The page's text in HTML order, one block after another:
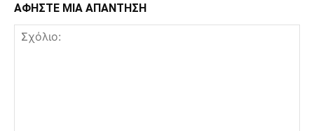
ΑΦΗΣΤΕ ΜΙΑ ΑΠΑΝΤΗΣΗ